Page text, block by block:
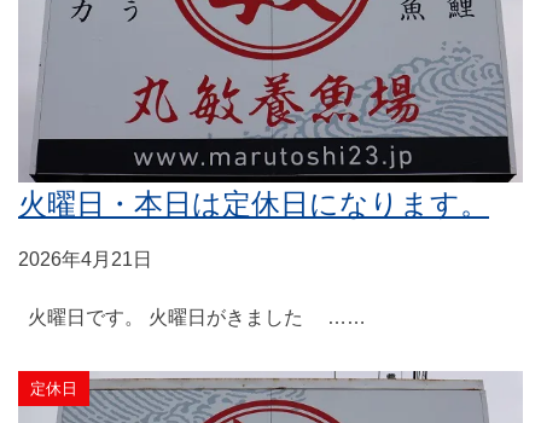
火曜日・本日は定休日になります。
2026年4月21日
火曜日です。 火曜日がきました ……
定休日